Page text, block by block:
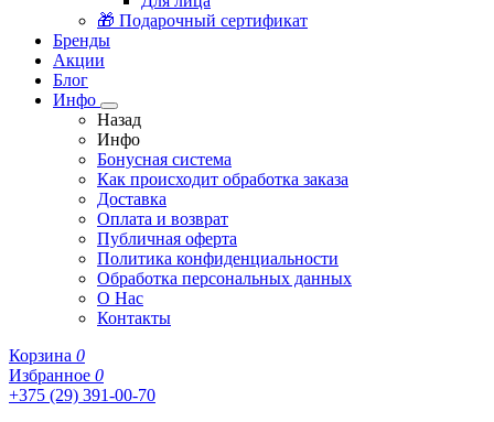
🎁 Подарочный сертификат
Бренды
Акции
Блог
Инфо
Назад
Инфо
Бонусная система
Как происходит обработка заказа
Доставка
Оплата и возврат
Публичная оферта
Политика конфиденциальности
Обработка персональных данных
О Нас
Контакты
Корзина 0
Избранное 0
+375 (29) 391-00-70